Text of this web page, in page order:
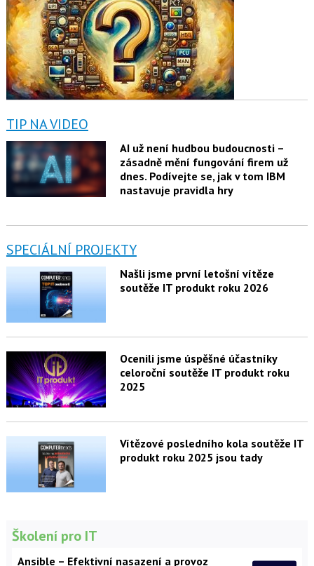
TIP NA VIDEO
AI už není hudbou budoucnosti –
zásadně mění fungování firem už
dnes. Podívejte se, jak v tom IBM
nastavuje pravidla hry
SPECIÁLNÍ PROJEKTY
Našli jsme první letošní vítěze
soutěže IT produkt roku 2026
Ocenili jsme úspěšné účastníky
celoroční soutěže IT produkt roku
2025
Vítězové posledního kola soutěže IT
produkt roku 2025 jsou tady
Školení pro IT
Ansible – Efektivní nasazení a provoz